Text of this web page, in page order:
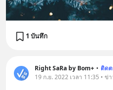
1 บันทึก
Right SaRa by Bom+ • ติด
19 ก.ย. 2022 เวลา 11:35 • ข่